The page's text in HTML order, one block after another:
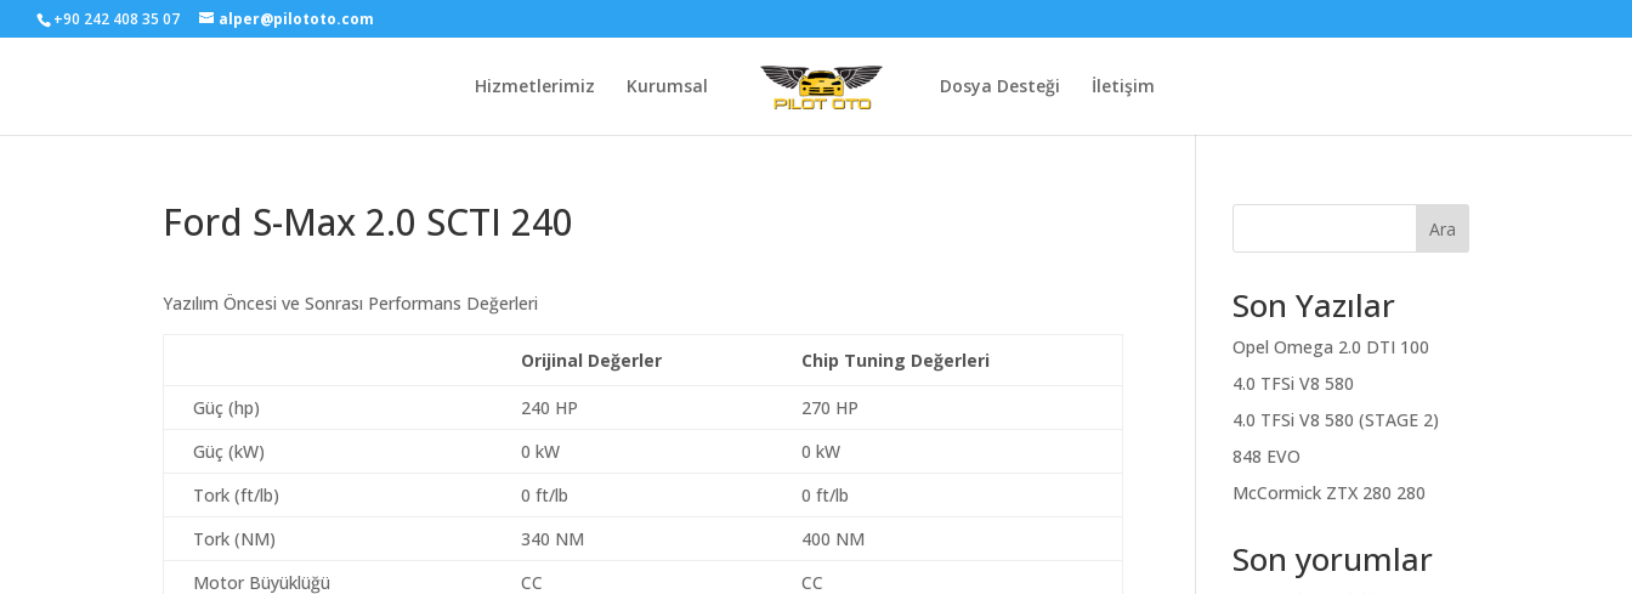
+90 242 408 35 07 alper@pilototo.com
Hizmetlerimiz Kurumsal Dosya Desteği İletişim
Ford S-Max 2.0 SCTI 240
Yazılım Öncesi ve Sonrası Performans Değerleri
Orijinal Değerler Chip Tuning Değerleri
Güç (hp) 240 HP
270 HP
Güç (kW)
0 kW
0 kW
Tork (ft/lb)
0 ft/lb
0 ft/lb
Tork (NM)
340 NM
400 NM
Motor Büyüklüğü
CC
CC
Ara
Son Yazılar
Opel Omega 2.0 DTI 100
4.0 TFSi V8 580
4.0 TFSi V8 580 (STAGE 2)
848 EVO
McCormick ZTX 280 280
Son yorumlar